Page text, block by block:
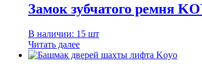
Замок зубчатого ремня
В наличии: 15 шт
Читать далее